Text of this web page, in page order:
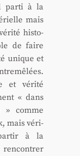
par­ti à la
mais
his­to­
de faire
unique et
et véri­té
« dans
» comme
mais véri­
à la